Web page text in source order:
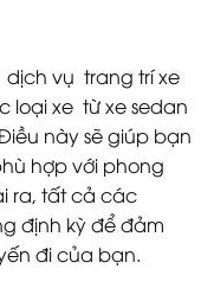
vụ trang trí xe
loại xe từ xe sedan
này sẽ giúp bạn
hợp với phong
ra, tất cả các
định kỳ để đảm
đi của bạn.